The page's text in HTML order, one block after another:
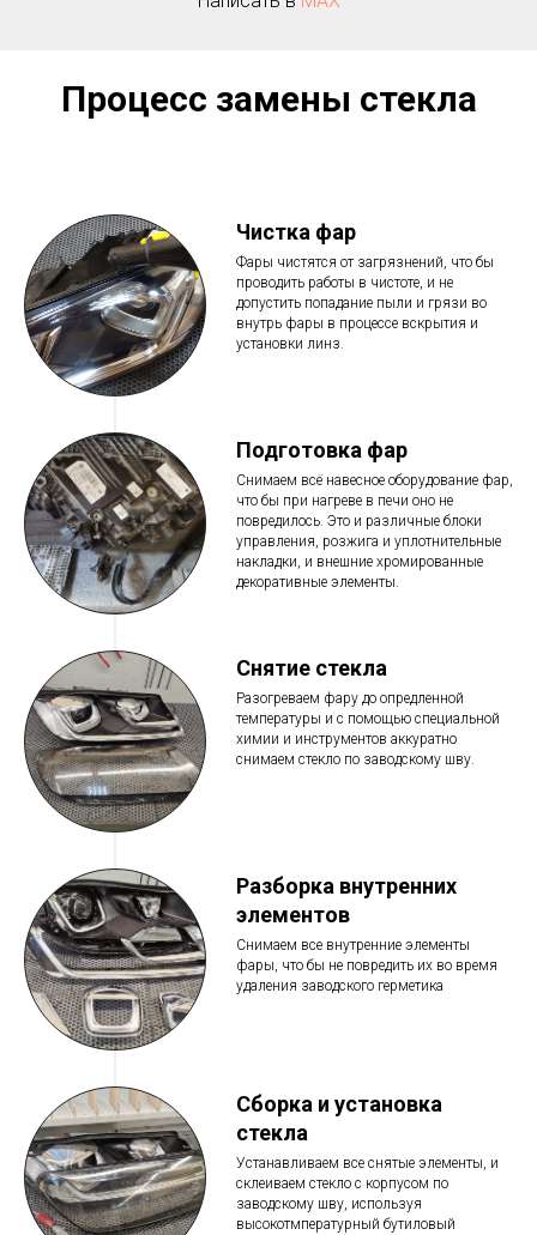
Процесс замены стекла
Чистка фар
Фары чистятся от загрязнений, что бы
проводить работы в чистоте, и не
допустить попадание пыли и грязи во
внутрь фары в процессе вскрытия и
установки линз.
Подготовка фар
Снимаем всё навесное оборудование фар,
что бы при нагреве в печи оно не
повредилось. Это и различные блоки
управления, розжига и уплотнительные
накладки, и внешние хромированные
декоративные элементы.
Снятие стекла
Разогреваем фару до опредленной
температуры и с помощью специальной
химии и инструментов аккуратно
снимаем стекло по заводскому шву.
Разборка внутренних
элементов
Снимаем все внутренние элементы
фары, что бы не повредить их во время
удаления заводского герметика
Сборка и установка
стекла
Устанавливаем все снятые элементы, и
склеиваем стекло с корпусом по
заводскому шву, используя
высокотмпературный бутиловый